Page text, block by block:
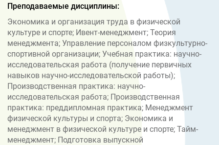
Преподаваемые дисциплины:
Экономика и организация труда в физической
культуре и спорте; Ивент-менеджмент; Теория
менеджмента; Управление персоналом физкультурно-
спортивной организации; Учебная практика: научно-
исследовательская работа (получение первичных
навыков научно-исследовательской работы);
Производственная практика: научно-
исследовательская работа; Производственная
практика: преддипломная практика; Менеджмент
физической культуры и спорта; Экономика и
менеджмент в физической культуре и спорте; Тайм-
менеджмент; Подготовка выпускной